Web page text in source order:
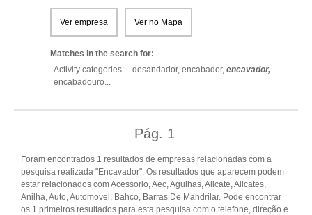
Ver empresa Ver no Mapa
Matches in the search for:
Activity categories: ...desandador, encabador, encavador,
encabadouro...
Pág. 1
Foram encontrados 1 resultados de empresas relacionadas com a
pesquisa realizada "Encavador". Os resultados que aparecem podem
estar relacionados com Acessorio, Aec, Agulhas, Alicate, Alicates,
Anilha, Auto, Automovel, Bahco, Barras De Mandrilar. Pode encontrar
os 1 primeiros resultados para esta pesquisa com o telefone, direção e